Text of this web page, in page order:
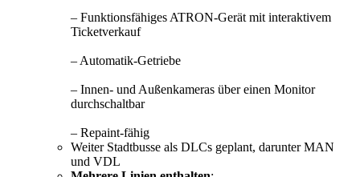
– Funktionsfähiges ATRON-Gerät mit interaktivem
Ticketverkauf
– Automatik-Getriebe
– Innen- und Außenkameras über einen Monitor
durchschaltbar
– Repaint-fähig
Weiter Stadtbusse als DLCs geplant, darunter MAN
und VDL